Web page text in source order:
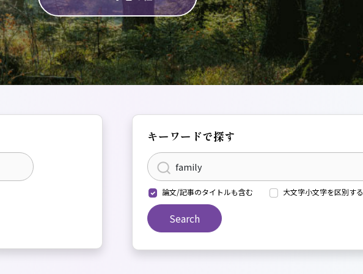
キーワードで探す
論文/記事のタイトルも含む 大文字小文字を区別する
Search